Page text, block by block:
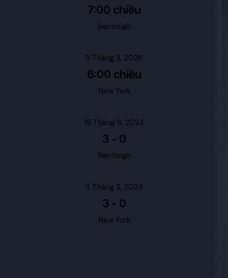
7:00 chiều
Bentleigh
5 Tháng 3, 2026
6:00 chiều
New York
15 Tháng 6, 2024
3 - 0
Bentleigh
5 Tháng 3, 2024
3 - 0
New York